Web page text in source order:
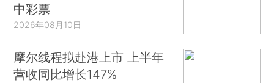
中彩票
2026年08月10日
摩尔线程拟赴港上市 上半年
营收同比增长147%